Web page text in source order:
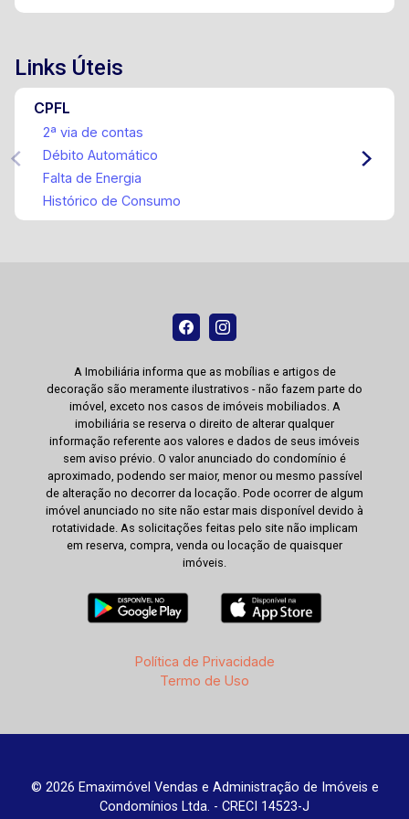
Links Úteis
CPFL
2ª via de contas
Débito Automático
Falta de Energia
Histórico de Consumo
A Imobiliária informa que as mobílias e artigos de
decoração são meramente ilustrativos - não fazem parte do
imóvel, exceto nos casos de imóveis mobiliados. A
imobiliária se reserva o direito de alterar qualquer
informação referente aos valores e dados de seus imóveis
sem aviso prévio. O valor anunciado do condomínio é
aproximado, podendo ser maior, menor ou mesmo passível
de alteração no decorrer da locação. Pode ocorrer de algum
imóvel anunciado no site não estar mais disponível devido à
rotatividade. As solicitações feitas pelo site não implicam
em reserva, compra, venda ou locação de quaisquer
imóveis.
Política de Privacidade
Termo de Uso
© 2026 Emaximóvel Vendas e Administração de Imóveis e
Condomínios Ltda. - CRECI 14523-J